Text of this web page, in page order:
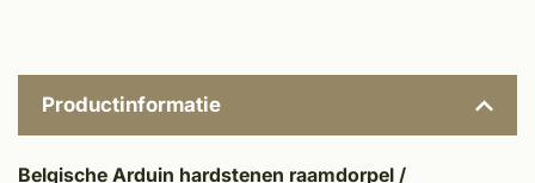
Productinformatie
Belgische Arduin hardstenen raamdorpel /